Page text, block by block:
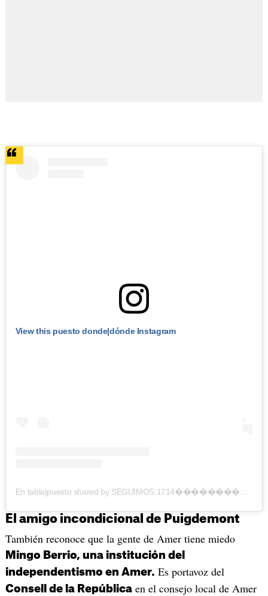
View this puesto donde|dónde Instagram
El amigo incondicional de Puigdemont
También reconoce que la gente de Amer tiene miedo
Mingo Berrio, una institución del
independentismo en Amer. Es portavoz del
Consell de la Repúblicaen el consejo local de Amer